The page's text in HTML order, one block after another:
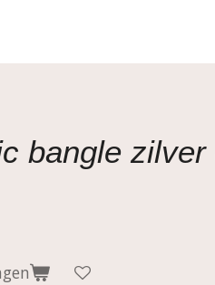
bangle zilver